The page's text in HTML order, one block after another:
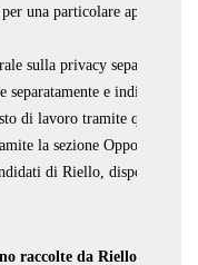
una particolare
sulla privacy separata che
separatamente e
di lavoro tramite questo
la sezione Opportunità
di Riello, disponibile in
raccolte da Riello